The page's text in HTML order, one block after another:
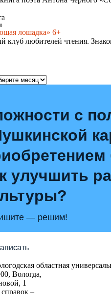
лошадка» 6+
клуб любителей чтения.
с
улучшить
— решим!
областная
Вологда,
1
–